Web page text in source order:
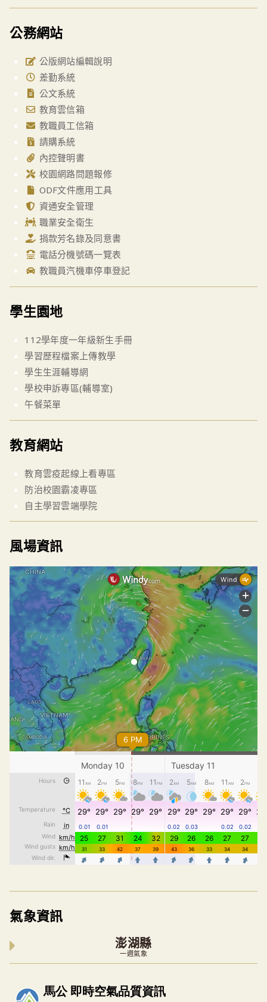
公務網站
公版網站編輯說明
差勤系統
公文系統
教育雲信箱
教職員工信箱
請購系統
內控聲明書
校園網路問題報修
ODF文件應用工具
資通安全管理
職業安全衛生
捐款芳名錄及同意書
電話分機號碼一覽表
教職員汽機車停車登記
學生園地
112學年度一年級新生手冊
學習歷程檔案上傳教學
學生生涯輔導網
學校申訴專區(輔導室)
午餐菜單
教育網站
教育雲疫起線上看專區
防治校園霸凌專區
自主學習雲端學院
風場資訊
氣象資訊
澎湖縣
一週氣象
內嵌空氣品質小工具為視覺預覽，完整即時空